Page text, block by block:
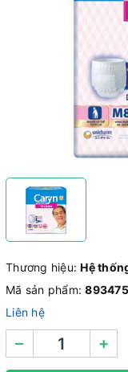
Thương hiệu:Hệ
Mã sản phẩm:
Liên hệ
– +